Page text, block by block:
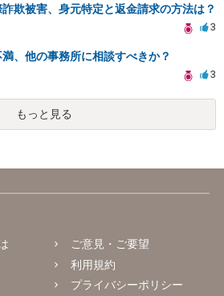
欺被害、身元特定と返金請求の方法は？
3
、他の事務所に相談すべきか？
3
もっと見る
ご意見・ご要望
利用規約
プライバシーポリシー